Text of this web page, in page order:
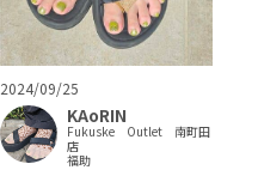
2024/09/25
KAoRIN
Fukuske Outlet 南町田
店
福助